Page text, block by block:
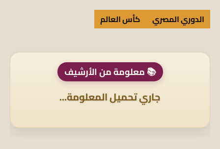
الدوري المصري كأس العالم
📚 معلومة من الأرشيف
جاري تحميل المعلومة...